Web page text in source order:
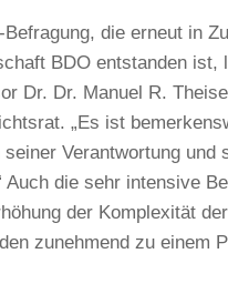
die erneut in
BDO entstanden ist,
Dr. Dr. Manuel R.
„Es ist
Verantwortung und
Auch die sehr intensive
der Komplexität
zunehmend zu einem